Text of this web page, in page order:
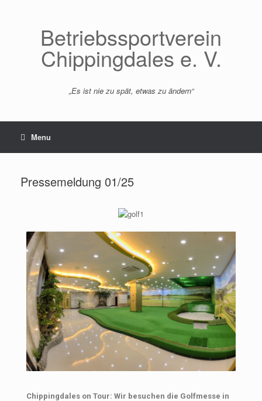
Betriebssportverein
Chippingdales e. V.
„Es ist nie zu spät, etwas zu ändern“
Menu
Pressemeldung 01/25
Chippingdales on Tour: Wir besuchen die Golfmesse in